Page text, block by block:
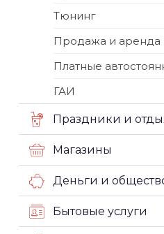
Тюнинг
Продажа и аренда
Платные
ГАИ
Праздники и
Магазины
Деньги и
Бытовые услуги